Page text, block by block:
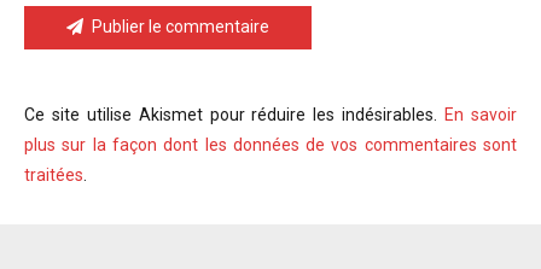
Publier le commentaire
Ce site utilise Akismet pour réduire les indésirables.
En savoir
plus sur la façon dont les données de vos commentaires sont
traitées